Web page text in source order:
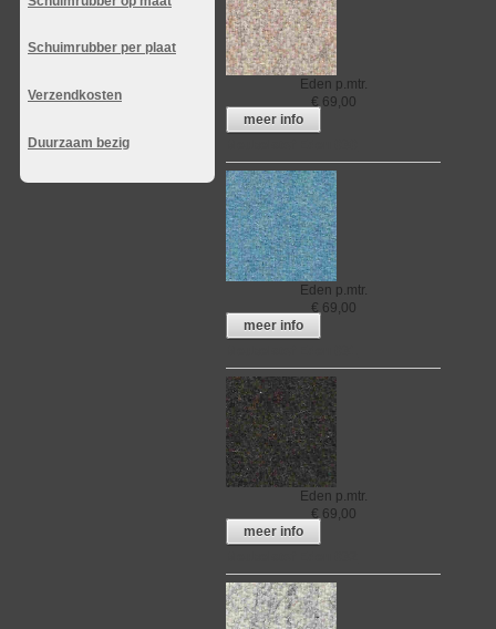
Schuimrubber per plaat
Verzendkosten
Duurzaam bezig
Eden p.mtr.
€ 69,00
meer info
Eden p.mtr.
€ 69,00
meer info
Eden p.mtr.
€ 69,00
meer info